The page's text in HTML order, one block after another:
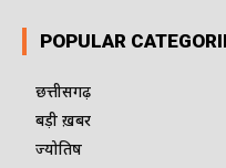
POPULAR
छत्तीसगढ़
बड़ी ख़बर
ज्योतिष